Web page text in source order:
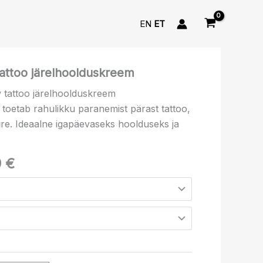
EN ET
järelhoolduskreem
tattoo järelhoolduskreem
toetab rahulikku paranemist pärast tattoo,
Ideaalne igapäevaseks hoolduseks ja
€
Hinnavahemik:
11.99 €
kuni
239.99 €